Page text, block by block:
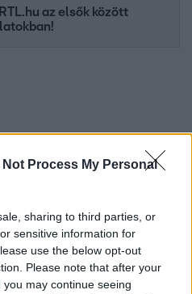
Not Process My Personal
sharing to third parties, or
sensitive information for
use the below opt-out
Please note that after your
may continue seeing
az elsők között
a friss hírekről a